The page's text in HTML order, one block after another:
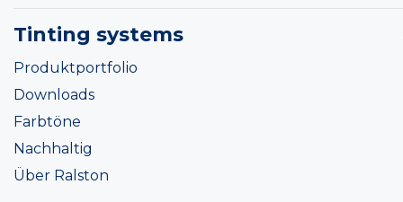
Tinting systems
Produktportfolio
Downloads
Farbtöne
Nachhaltig
Über Ralston